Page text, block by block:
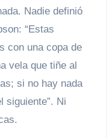
Nadie definió
“Estas
con una copa de
vela que tiñe al
si no hay nada
siguiente”. Ni